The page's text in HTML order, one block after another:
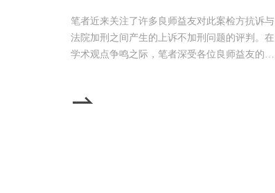
笔者近来关注了许多良师益友对此案检方抗诉与
法院加刑之间产生的上诉不加刑问题的评判。在
学术观点争鸣之际，笔者深受各位良师益友的启
理愈辩愈明的态度，浅谈一些己见。余金平交通